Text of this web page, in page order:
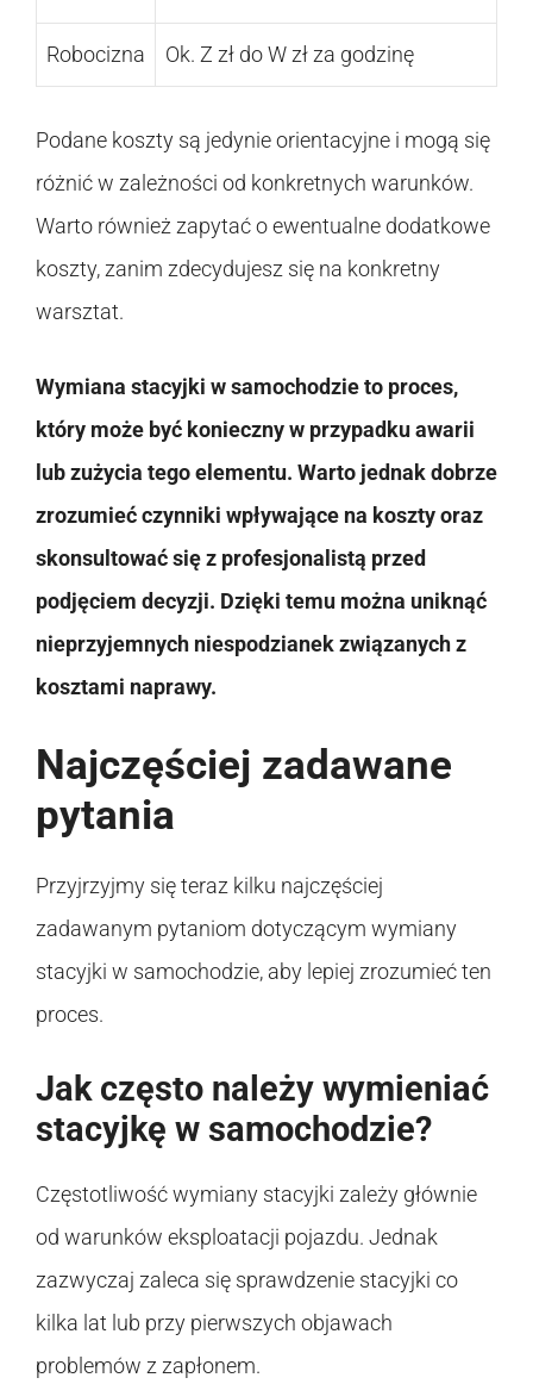
Robocizna Ok. Z zł do W zł za godzinę
Podane koszty są jedynie orientacyjne i mogą się
różnić w zależności od konkretnych warunków.
Warto również zapytać o ewentualne dodatkowe
koszty, zanim zdecydujesz się na konkretny
warsztat.
Wymiana stacyjki w samochodzie to proces,
który może być konieczny w przypadku awarii
lub zużycia tego elementu. Warto jednak dobrze
zrozumieć czynniki wpływające na koszty oraz
skonsultować się z profesjonalistą przed
podjęciem decyzji. Dzięki temu można uniknąć
nieprzyjemnych niespodzianek związanych z
kosztami naprawy.
Najczęściej zadawane
pytania
Przyjrzyjmy się teraz kilku najczęściej
zadawanym pytaniom dotyczącym wymiany
stacyjki w samochodzie, aby lepiej zrozumieć ten
proces.
Jak często należy wymieniać
stacyjkę w samochodzie?
Częstotliwość wymiany stacyjki zależy głównie
od warunków eksploatacji pojazdu. Jednak
zazwyczaj zaleca się sprawdzenie stacyjki co
kilka lat lub przy pierwszych objawach
problemów z zapłonem.